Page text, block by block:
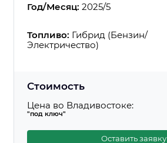
Год/Месяц: 2025/5
Топливо: Гибрид (Бензин/
Электричество)
Стоимость
Цена во Владивостоке:
"под ключ"
Оставить заявку